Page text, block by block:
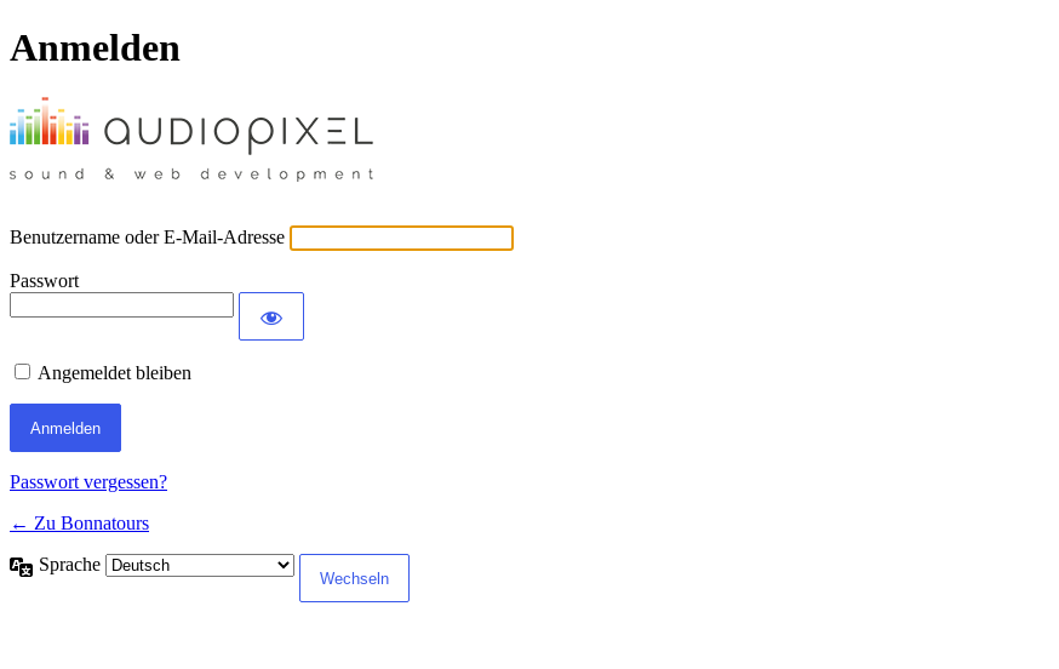
Anmelden
Benutzername oder E-Mail-Adresse
Passwort
Angemeldet bleiben
Passwort vergessen?
← Zu Bonnatours
Sprache